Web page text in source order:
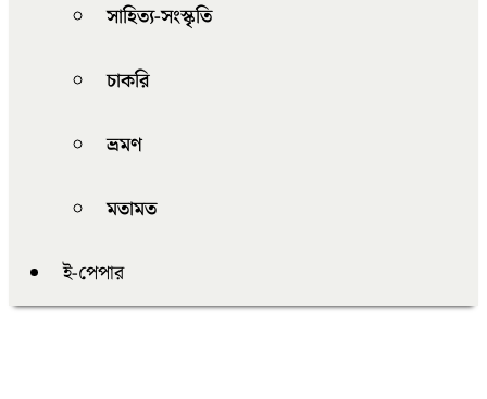
সাহিত্য-সংস্কৃতি
চাকরি
ভ্রমণ
মতামত
ই-পেপার